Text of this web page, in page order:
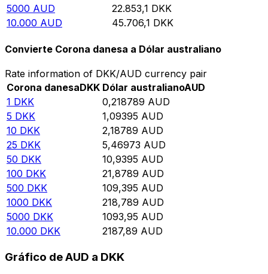
5000 AUD 22.853,1 DKK
10.000 AUD 45.706,1 DKK
Convierte Corona danesa a Dólar australiano
Rate information of DKK/AUD currency pair
Corona danesaDKK Dólar australianoAUD
1 DKK 0,218789 AUD
5 DKK 1,09395 AUD
10 DKK 2,18789 AUD
25 DKK 5,46973 AUD
50 DKK 10,9395 AUD
100 DKK 21,8789 AUD
500 DKK 109,395 AUD
1000 DKK 218,789 AUD
5000 DKK 1093,95 AUD
10.000 DKK 2187,89 AUD
Gráfico de AUD a DKK